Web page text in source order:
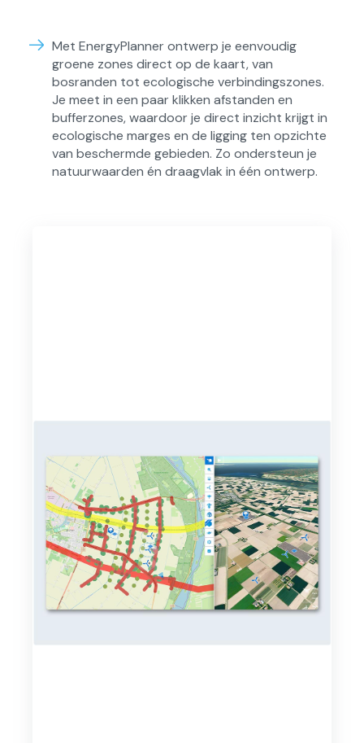
Met EnergyPlanner ontwerp je eenvoudig
groene zones direct op de kaart, van
bosranden tot ecologische verbindingszones.
Je meet in een paar klikken afstanden en
bufferzones, waardoor je direct inzicht krijgt in
ecologische marges en de ligging ten opzichte
van beschermde gebieden. Zo ondersteun je
natuurwaarden én draagvlak in één ontwerp.